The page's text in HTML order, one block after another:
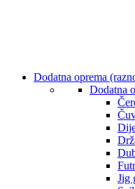
Dodatna oprema
Dodatna
Jig